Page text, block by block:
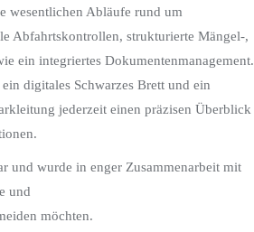
wesentlichen Abläufe rund um
Abfahrtskontrollen, strukturierte Mängel-,
ein integriertes Dokumentenmanagement.
digitales Schwarzes Brett und ein
jederzeit einen präzisen Überblick
und wurde in enger Zusammenarbeit mit
und
möchten.